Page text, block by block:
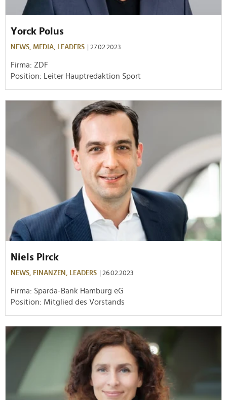
Yorck Polus
NEWS, MEDIA, LEADERS | 27.02.2023
Firma: ZDF
Position: Leiter Hauptredaktion Sport
Niels Pirck
NEWS, FINANZEN, LEADERS | 26.02.2023
Firma: Sparda-Bank Hamburg eG
Position: Mitglied des Vorstands